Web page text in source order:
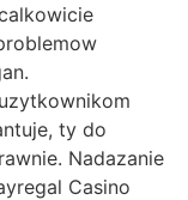
ty do
Nadazanie
Casino